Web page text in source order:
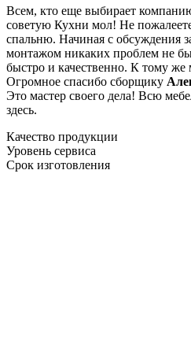
Всем, кто еще выбирает
советую Кухни мол! Не
спальню. Начиная с обсуждения
монтажом никаких проблем не
быстро и качественно. К тому же
Огромное спасибо сборщику
Это мастер своего дела! Всю
здесь.
Качество продукции
Уровень сервиса
Срок изготовления